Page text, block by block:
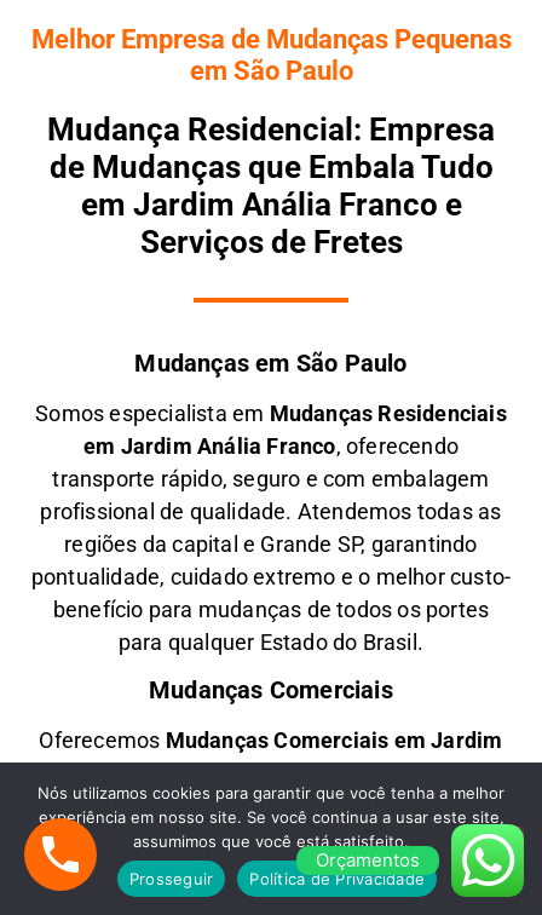
Melhor Empresa de Mudanças Pequenas
em São Paulo
Mudança Residencial: Empresa
de Mudanças que Embala Tudo
em Jardim Anália Franco e
Serviços de Fretes
Mudanças em São Paulo
Somos especialista em Mudanças Residenciais
em Jardim Anália Franco, oferecendo
transporte rápido, seguro e com embalagem
profissional de qualidade. Atendemos todas as
regiões da capital e Grande SP, garantindo
pontualidade, cuidado extremo e o melhor custo-
benefício para mudanças de todos os portes
para qualquer Estado do Brasil.
Mudanças Comerciais
Oferecemos Mudanças Comerciais emJardim
segurança, ideal para empresas, escritórios e
lojas comerciais. Transportamos móveis,
equipamentos modernos e documentos
sensíveis com segurança, realizando
Orçamentos
Nós utilizamos cookies para garantir que você tenha a melhor
experiência em nosso site. Se você continua a usar este site,
assumimos que você está satisfeito.
Prosseguir
Política de Privacidade